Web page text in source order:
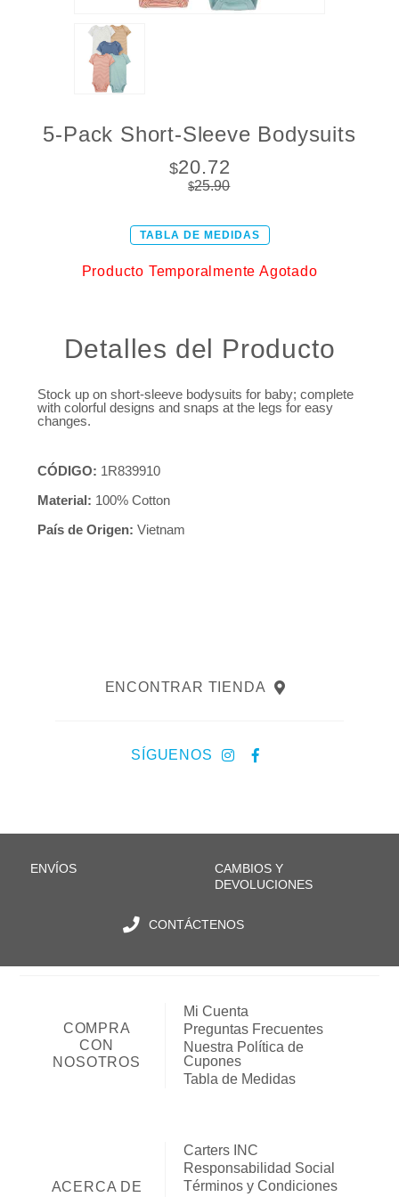
5-Pack Short-Sleeve Bodysuits
$20.72
$25.90
TABLA DE MEDIDAS
Producto Temporalmente Agotado
Detalles del Producto
Stock up on short-sleeve bodysuits for baby; complete
with colorful designs and snaps at the legs for easy
changes.
CÓDIGO: 1R839910
Material: 100% Cotton
País de Origen: Vietnam
ENCONTRAR TIENDA
SÍGUENOS
ENVÍOS
CAMBIOS Y
DEVOLUCIONES
CONTÁCTENOS
COMPRA
CON
NOSOTROS
Mi Cuenta
Preguntas Frecuentes
Nuestra Política de
Cupones
Tabla de Medidas
ACERCA DE
Carters INC
Responsabilidad Social
Términos y Condiciones